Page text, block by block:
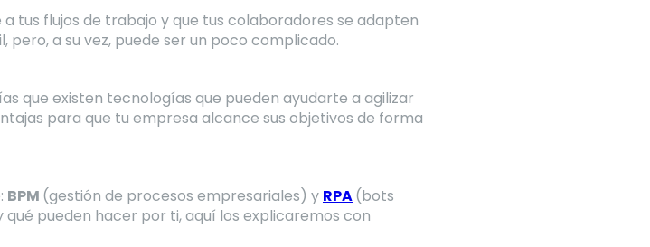
tus flujos de trabajo y que tus colaboradores se adapten
a su vez, puede ser un poco complicado.
que existen tecnologías que pueden ayudarte a agilizar
para que tu empresa alcance sus objetivos de forma
BPM (gestión de procesos empresariales) y RPA(bots
pueden hacer por ti, aquí los explicaremos con